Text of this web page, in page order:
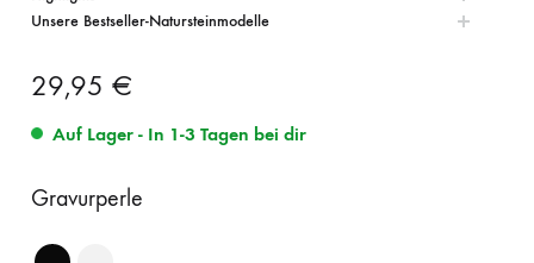
Unsere Bestseller-Natursteinmodelle
29,95 €
Auf Lager - In 1-3 Tagen bei dir
Gravurperle